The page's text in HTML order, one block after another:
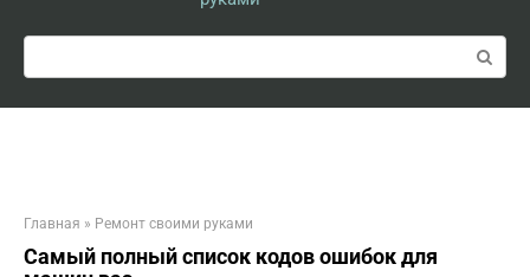
Поиск:
Главная » Ремонт своими руками
Самый полный список кодов ошибок для